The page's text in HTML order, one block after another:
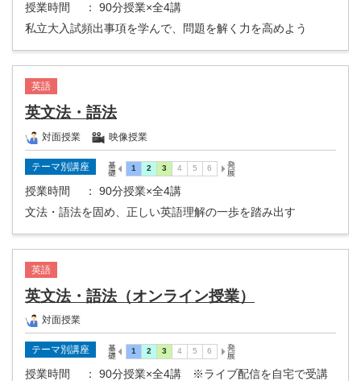
授業時間
： 90分授業×全4講
私立大入試頻出事項を学んで、問題を解く力を高めよう
英語
英文法・語法
対面授業 映像授業
テーマ別講座
授業時間
： 90分授業×全4講
文法・語法を固め、正しい英語理解の一歩を踏み出す
英語
英文法・語法（オンライン授業）
対面授業
テーマ別講座
授業時間
： 90分授業×全4講 ※ライブ配信を自宅で受講